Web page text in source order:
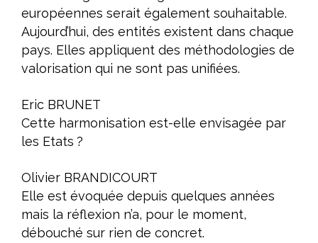
européennes serait également souhaitable.
Aujourd’hui, des entités existent dans chaque
pays. Elles appliquent des méthodologies de
valorisation qui ne sont pas unifiées.
Eric BRUNET
Cette harmonisation est-elle envisagée par
les Etats ?
Olivier BRANDICOURT
Elle est évoquée depuis quelques années
mais la réflexion n’a, pour le moment,
débouché sur rien de concret.